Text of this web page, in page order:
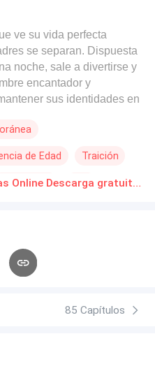
ve su vida perfecta
se separan. Dispuesta
noche, sale a divertirse y
encantador y
sus identidades en
sin compromiso se
Ahora, tendrá
en su vida y convivir con
de Edad Traición
CEO Un Contrato Por Error Novelas Online Descarga gratuita de PDF
85 Capítulos